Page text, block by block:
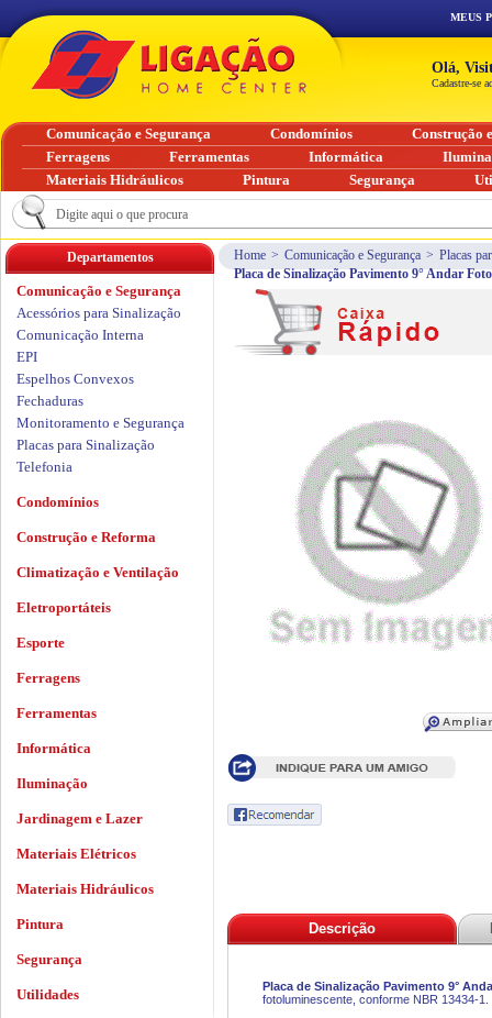
Home > Comunicação e Segurança > Placas
Placa de Sinalização Pavimento 9° Andar
Descrição
Placa de Sinalização Pavimento 9°
fotoluminescente, conforme NBR 13434-1.
Departamentos
Comunicação e Segurança
Acessórios para Sinalização
Comunicação Interna
EPI
Espelhos Convexos
Fechaduras
Monitoramento e Segurança
Placas para Sinalização
Telefonia
Condomínios
Construção e Reforma
Climatização e Ventilação
Eletroportáteis
Esporte
Ferragens
Ferramentas
Informática
Iluminação
Jardinagem e Lazer
Materiais Elétricos
Materiais Hidráulicos
Pintura
Segurança
Utilidades
MEUS
Olá,
Cadastre-se
Comunicação e Segurança Condomínios
Construção
Ferragens
Ferramentas Informática
Materiais Hidráulicos
Pintura Segurança